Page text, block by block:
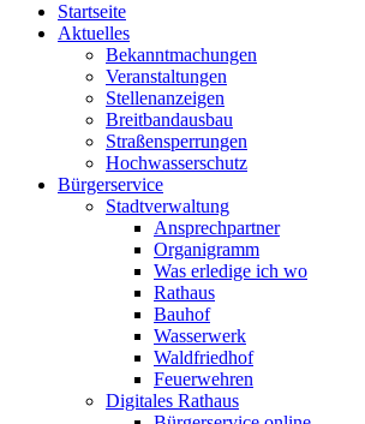
Startseite
Aktuelles
Bekanntmachungen
Veranstaltungen
Stellenanzeigen
Breitbandausbau
Straßensperrungen
Hochwasserschutz
Bürgerservice
Stadtverwaltung
Ansprechpartner
Organigramm
Was erledige ich wo
Rathaus
Bauhof
Wasserwerk
Waldfriedhof
Feuerwehren
Digitales Rathaus